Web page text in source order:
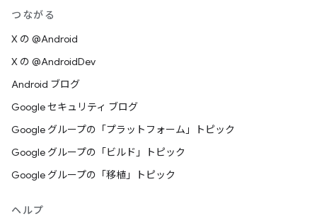
つながる
X の @Android
X の @AndroidDev
Android ブログ
Google セキュリティ ブログ
Google グループの「プラットフォーム」トピック
Google グループの「ビルド」トピック
Google グループの「移植」トピック
ヘルプ